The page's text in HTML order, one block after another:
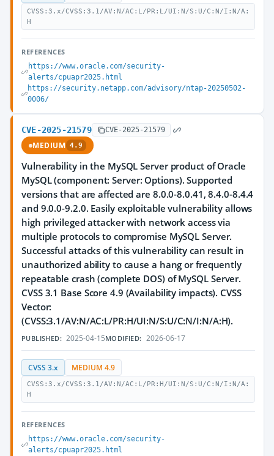
CVSS:3.x/CVSS:3.1/AV:N/AC:L/PR:L/UI:N/S:U/C:N/I:N/A:
H
REFERENCES
https://www.oracle.com/security-
alerts/cpuapr2025.html
https://security.netapp.com/advisory/ntap-20250502-
0006/
CVE-2025-21579 CVE-2025-21579
MEDIUM 4.9
Vulnerability in the MySQL Server product of Oracle
MySQL (component: Server: Options). Supported
versions that are affected are 8.0.0-8.0.41, 8.4.0-8.4.4
and 9.0.0-9.2.0. Easily exploitable vulnerability allows
high privileged attacker with network access via
multiple protocols to compromise MySQL Server.
Successful attacks of this vulnerability can result in
unauthorized ability to cause a hang or frequently
repeatable crash (complete DOS) of MySQL Server.
CVSS 3.1 Base Score 4.9 (Availability impacts). CVSS
Vector:
(CVSS:3.1/AV:N/AC:L/PR:H/UI:N/S:U/C:N/I:N/A:H).
PUBLISHED: 2025-04-15MODIFIED: 2026-06-17
CVSS 3.x MEDIUM 4.9
CVSS:3.x/CVSS:3.1/AV:N/AC:L/PR:H/UI:N/S:U/C:N/I:N/A:
H
REFERENCES
https://www.oracle.com/security-
alerts/cpuapr2025.html